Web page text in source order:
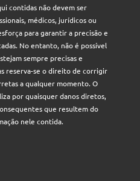
contidas não devem ser
médicos, jurídicos ou
para garantir a precisão e
No entanto, não é possível
sempre precisas e
reserva-se o direito de corrigir
a qualquer momento. O
por quaisquer danos diretos,
que resultem do
nele contida.